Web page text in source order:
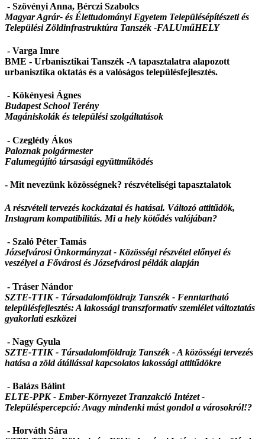
- Szövényi Anna, Bérczi Szabolcs
Magyar Agrár- és Élettudományi Egyetem Településépítészeti és
Települési Zöldinfrastruktúra Tanszék -FALUműHELY
- Varga Imre
BME - Urbanisztikai Tanszék -A tapasztalatra alapozott
urbanisztika oktatás és a valóságos településfejlesztés.
- Kökényesi Ágnes
Budapest School Terény
Magániskolák és települési szolgáltatások
- Czeglédy Ákos
Paloznak polgármester
Falumegújító társasági együttműködés
- Mit nevezünk közösségnek? részvételiségi tapasztalatok
A részvételi tervezés kockázatai és hatásai. Változó attitűdök,
Instagram kompatibilitás. Mi a hely kötődés valójában?
- Szaló Péter Tamás
Józsefvárosi Önkormányzat - Közösségi részvétel előnyei és
veszélyei a Fővárosi és Józsefvárosi példák alapján
- Tráser Nándor
SZTE-TTIK - Társadalomföldrajz Tanszék - Fenntartható
településfejlesztés: A lakossági transzformatív szemlélet változtatás
gyakorlati eszközei
- Nagy Gyula
SZTE-TTIK - Társadalomföldrajz Tanszék -A közösségi tervezés
hatása a zöld átállással kapcsolatos lakossági attitűdökre
- Balázs Bálint
ELTE-PPK - Ember-Környezet Tranzakció Intézet -
Településpercepció: Avagy mindenki mást gondol a városokról!?
- Horváth Sára